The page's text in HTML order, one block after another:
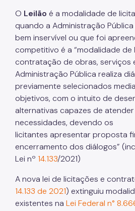
O Leilão é a modalidade de
quando a Administração
bem inservível ou que foi
competitivo é a “modalidade
contratação de obras, serviços
Administração Pública realiza
previamente selecionados
objetivos, com o intuito de
alternativas capazes de atender
necessidades, devendo os
licitantes apresentar proposta
encerramento dos diálogos”
Lei nº 14.133/2021)
A nova lei de licitações e
14.133 de 2021) extinguiu
existentes na Lei Federal n°